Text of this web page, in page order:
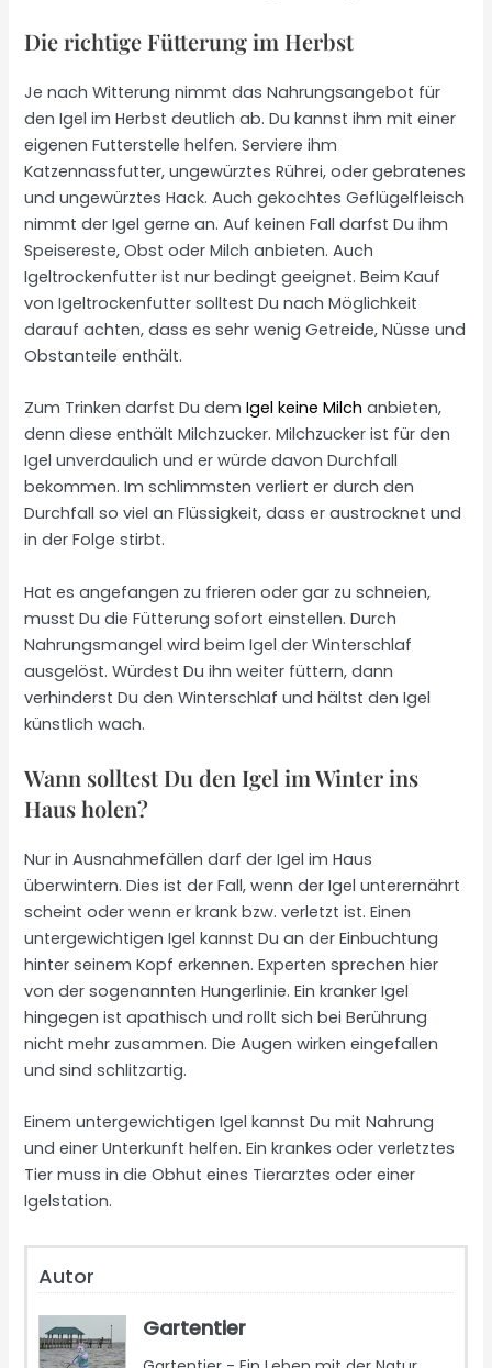
Die richtige Fütterung im Herbst
Je nach Witterung nimmt das Nahrungsangebot für
den Igel im Herbst deutlich ab. Du kannst ihm mit einer
eigenen Futterstelle helfen. Serviere ihm
Katzennassfutter, ungewürztes Rührei, oder gebratenes
und ungewürztes Hack. Auch gekochtes Geflügelfleisch
nimmt der Igel gerne an. Auf keinen Fall darfst Du ihm
Speisereste, Obst oder Milch anbieten. Auch
Igeltrockenfutter ist nur bedingt geeignet. Beim Kauf
von Igeltrockenfutter solltest Du nach Möglichkeit
darauf achten, dass es sehr wenig Getreide, Nüsse und
Obstanteile enthält.
Zum Trinken darfst Du demIgel keine Milch anbieten,
denn diese enthält Milchzucker. Milchzucker ist für den
Igel unverdaulich und er würde davon Durchfall
bekommen. Im schlimmsten verliert er durch den
Durchfall so viel an Flüssigkeit, dass er austrocknet und
in der Folge stirbt.
Hat es angefangen zu frieren oder gar zu schneien,
musst Du die Fütterung sofort einstellen. Durch
Nahrungsmangel wird beim Igel der Winterschlaf
ausgelöst. Würdest Du ihn weiter füttern, dann
verhinderst Du den Winterschlaf und hältst den Igel
künstlich wach.
Wann solltest Du den Igel im Winter ins
Haus holen?
Nur in Ausnahmefällen darf der Igel im Haus
überwintern. Dies ist der Fall, wenn der Igel unterernährt
scheint oder wenn er krank bzw. verletzt ist. Einen
untergewichtigen Igel kannst Du an der Einbuchtung
hinter seinem Kopf erkennen. Experten sprechen hier
von der sogenannten Hungerlinie. Ein kranker Igel
hingegen ist apathisch und rollt sich bei Berührung
nicht mehr zusammen. Die Augen wirken eingefallen
und sind schlitzartig.
Einem untergewichtigen Igel kannst Du mit Nahrung
und einer Unterkunft helfen. Ein krankes oder verletztes
Tier muss in die Obhut eines Tierarztes oder einer
Igelstation.
Autor
Gartentier